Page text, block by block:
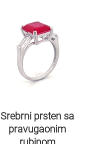
Srebrni prsten sa
pravugaonim